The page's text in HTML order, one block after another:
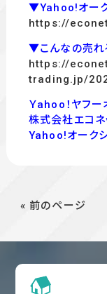
▼Yahoo!オーク
https://
▼こんなの売れ
https://
trading.jp/
Ｙahoo！ヤフー
株式会社エコネ
Yahoo!オーク
« 前のページ